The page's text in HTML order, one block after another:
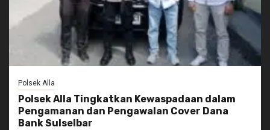
Polsek Alla
Polsek Alla Tingkatkan Kewaspadaan dalam
Pengamanan dan Pengawalan Cover Dana
Bank Sulselbar